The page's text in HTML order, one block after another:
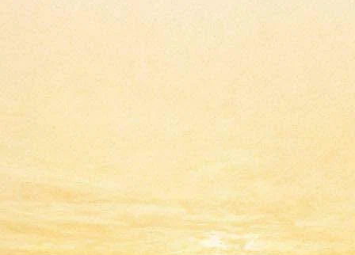
10 февраля 2014, понедельник
Пианист Игорь Урьяш похоронен в Комарово